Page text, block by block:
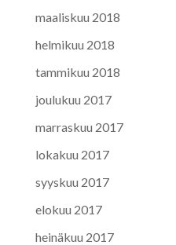
maaliskuu 2018
helmikuu 2018
tammikuu 2018
joulukuu 2017
marraskuu 2017
lokakuu 2017
syyskuu 2017
elokuu 2017
heinäkuu 2017